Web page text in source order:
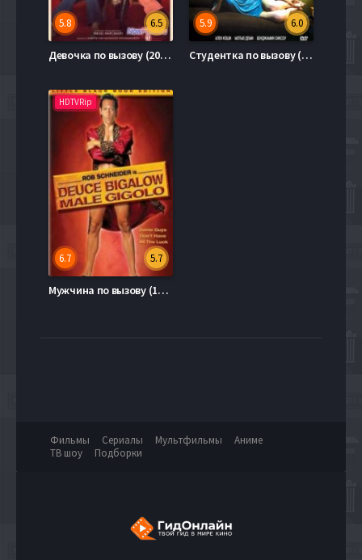
6.5
5.8
Девочка по вызову (2012)
6.0
5.9
Студентка по вызову (2010)
HDTVRip
5.7
6.7
Мужчина по вызову (1999)
Фильмы Сериалы Мультфильмы
Аниме
ТВ шоу
Подборки